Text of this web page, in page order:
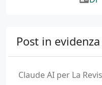
Post in evidenza
Claude AI per La